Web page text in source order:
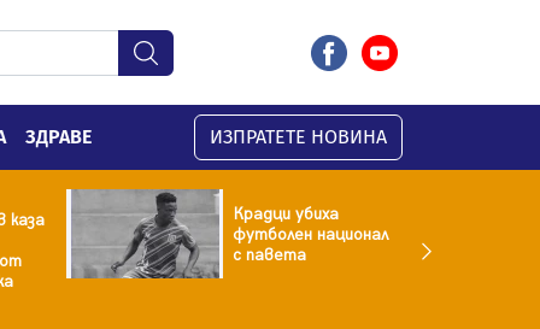
ЗДРАВЕ ИЗПРАТЕТЕ НОВИНА
каза
Крадци убиха
футболен национал
с павета